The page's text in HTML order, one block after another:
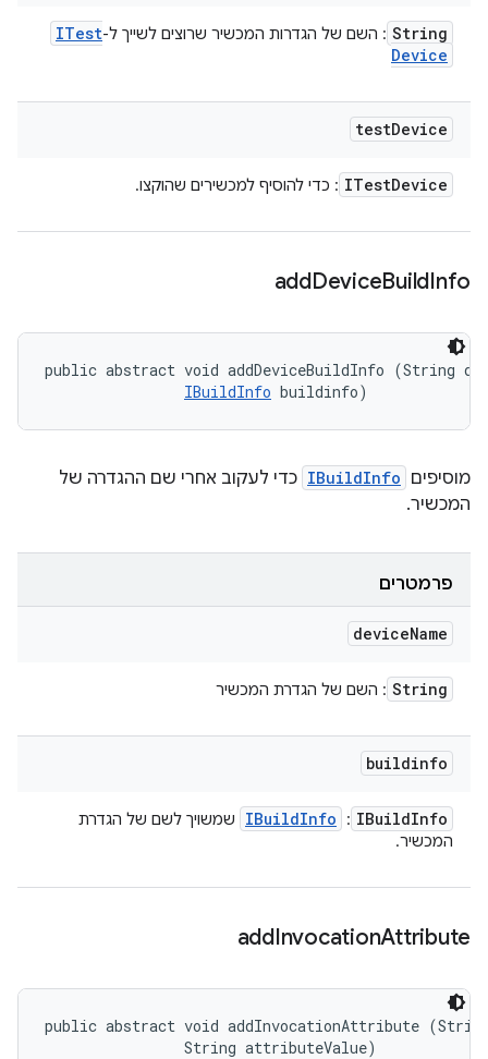
String : השם של הגדרות המכשיר שרוצים לשייך ל-ITest
Device
testDevice
ITestDevice : כדי להוסיף למכשירים שהוקצו.
addDeviceBuildInfo
public abstract void addDeviceBuildInfo (String
IBuildInfo buildinfo)
מוסיפים IBuildInfo כדי לעקוב אחרי שם ההגדרה של
המכשיר.
פרמטרים
deviceName
String : השם של הגדרת המכשיר
buildinfo
IBuildInfo
:
IBuildInfo
שמשויך לשם של הגדרת
המכשיר.
addInvocationAttribute
public abstract void addInvocationAttribute
                String attributeValue)